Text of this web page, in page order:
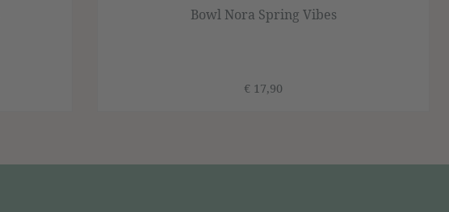
Bowl Nora Spring Vibes
€ 17,90